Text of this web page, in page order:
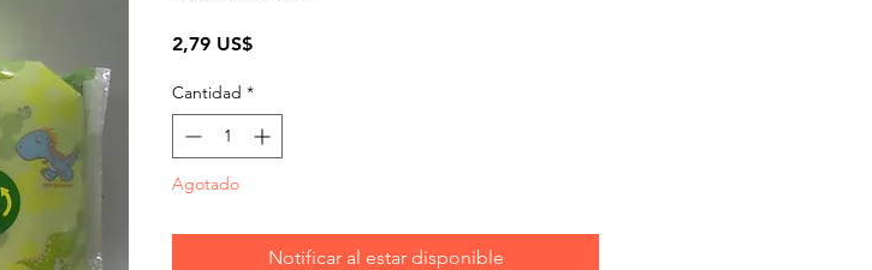
2,79 US$Precio
Cantidad *
Agotado
Notificar al estar disponible